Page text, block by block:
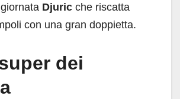
Djuric che riscatta
con una gran doppietta.
dei